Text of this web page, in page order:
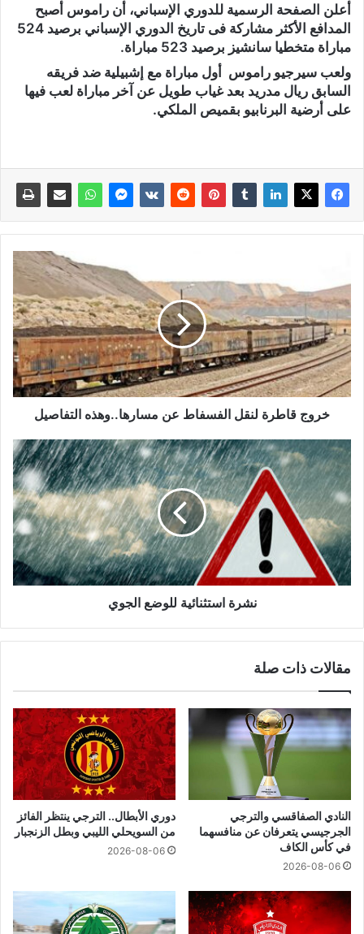
أعلن الصفحة الرسمية للدوري الإسباني، أن راموس أصبح
المدافع الأكثر مشاركة فى تاريخ الدوري الإسباني برصيد 524
مباراة متخطيا سانشيز برصيد 523 مباراة.
ولعب سيرجيو راموس أول مباراة مع إشبيلية ضد فريقه
السابق ريال مدريد بعد غياب طويل عن آخر مباراة لعب فيها
على أرضية البرنابيو بقميص الملكي.
خروج قاطرة لنقل الفسفاط عن مسارها..وهذه التفاصيل
نشرة استثنائية للوضع الجوي
مقالات ذات صلة
النادي الصفاقسي والترجي
الجرجيسي يتعرفان عن منافسهما
في كأس الكاف
2026-08-06
دوري الأبطال.. الترجي ينتظر الفائز
من السويحلي الليبي وبطل الزنجبار
2026-08-06